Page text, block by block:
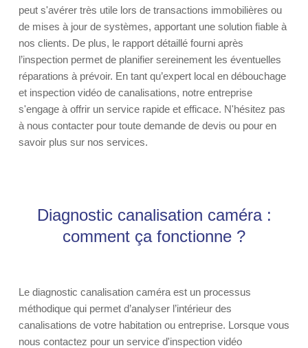
peut s'avérer très utile lors de transactions immobilières ou
de mises à jour de systèmes, apportant une solution fiable à
nos clients. De plus, le rapport détaillé fourni après
l’inspection permet de planifier sereinement les éventuelles
réparations à prévoir. En tant qu’expert local en débouchage
et inspection vidéo de canalisations, notre entreprise
s'engage à offrir un service rapide et efficace. N'hésitez pas
à nous contacter pour toute demande de devis ou pour en
savoir plus sur nos services.
Diagnostic canalisation caméra :
comment ça fonctionne ?
Le diagnostic canalisation caméra est un processus
méthodique qui permet d’analyser l’intérieur des
canalisations de votre habitation ou entreprise. Lorsque vous
nous contactez pour un service d'inspection vidéo